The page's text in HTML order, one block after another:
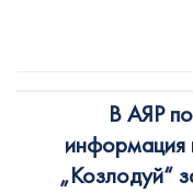
В АЯР
информация
„Козлодуй“